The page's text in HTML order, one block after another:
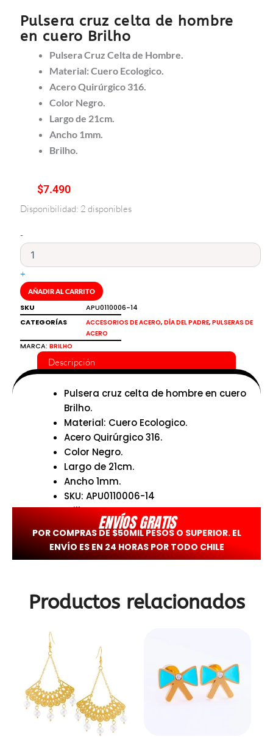
Pulsera cruz celta de hombre
en cuero Brilho
Pulsera Cruz Celta de Hombre.
Material: Cuero Ecologico.
Acero Quirúrgico 316.
Color Negro.
Largo de 21cm.
Ancho 1mm.
Brilho.
$7.490
Disponibilidad: 2 disponibles
-
Pulsera
celta
hombre
en
cuero
Brilho
cantidad
+
AÑADIR AL CARRITO
SKU
APU0110006-14
CATEGORÍAS
ACCESORIOS DE ACERO, DÍA DEL PADRE, PULSERAS DE
ACERO
MARCA: BRILHO
Descripción
Pulsera cruz celta de hombre en cuero
Brilho.
Material: Cuero Ecologico.
Acero Quirúrgico 316.
Color Negro.
Largo de 21cm.
Ancho 1mm.
SKU: APU0110006-14
Brilho.
ENVÍOS GRATIS
POR COMPRAS DE $50MIL PESOS O SUPERIOR. EL
ENVÍO ES EN 24 HORAS POR TODO CHILE
Productos relacionados